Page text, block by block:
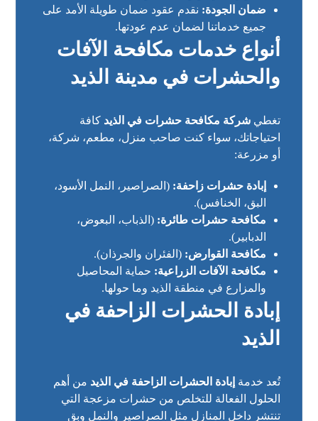
ضمان الجودة: نقدم عقود ضمان طويلة الأمد على
جميع خدماتنا لضمان عدم عودتها.
أنواع خدمات مكافحة الآفات
والحشرات في مدينة الذيد
تغطيشركة مكافحة حشرات في الذيد كافة
احتياجاتك، سواء كنت صاحب منزل، مطعم، شركة،
أو مزرعة:
إبادة حشرات زاحفة: (الصراصير، النمل الأسود،
البق، الخنافس).
مكافحة حشرات طائرة: (الذباب، البعوض،
الدبابير).
مكافحة القوارض: (الفئران والجرذان).
مكافحة الآفات الزراعية: حماية المحاصيل
والمزارع في منطقة الذيد وما حولها.
إبادة الحشرات الزاحفة في
الذيد
تُعد خدمة إبادة الحشرات الزاحفة في الذيد من أهم
الحلول الفعالة للتخلص من حشرات مزعجة التي
تنتشر داخل المنازل مثل الصراصير والنمل وبق